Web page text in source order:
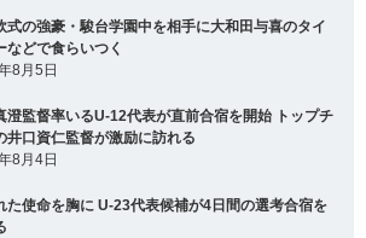
式の強豪・駿台学園中を相手に大和田与喜のタイ
などで食らいつく
8月5日
澄監督率いるU-12代表が直前合宿を開始 トップチ
井口資仁監督が激励に訪れる
8月4日
た使命を胸に U-23代表候補が4日間の選考合宿を